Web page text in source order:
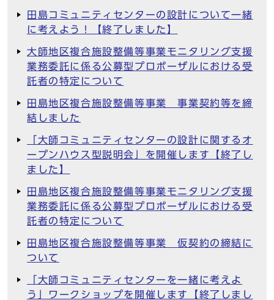
田島コミュニティセンターの設計について一緒
に考えよう！【終了しました】
大師地区複合施設整備等事業モニタリング支援
業務委託に係る公募型プロポーザルにおける受
託者の特定について
田島地区複合施設整備等事業 事業契約等を締
結しました
「大師コミュニティセンターの設計に関するオ
ープンハウス型説明会」を開催します【終了し
ました】
田島地区複合施設整備等事業モニタリング支援
業務委託に係る公募型プロポーザルにおける受
託者の特定について
田島地区複合施設整備等事業 仮契約の締結に
ついて
「大師コミュニティセンターを一緒に考えよ
う」ワークショップを開催します【終了しまし